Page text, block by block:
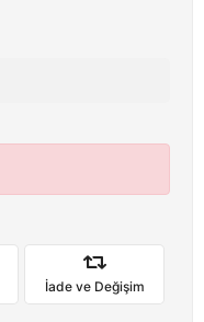
İade ve Değişim